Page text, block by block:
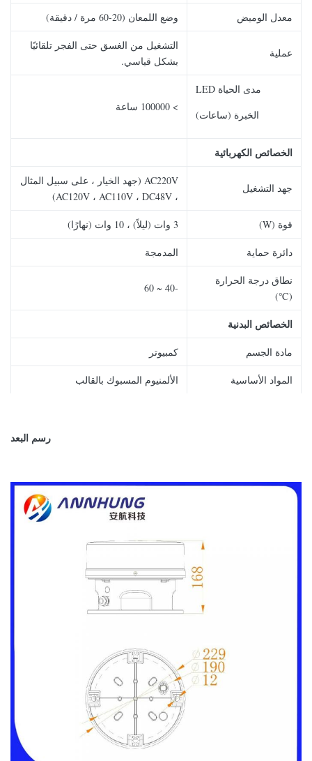
معدل الوميض وضع اللمعان (20-60 مرة / دقيقة)
عملية
التشغيل من الغسق حتى الفجر تلقائيًا
بشكل قياسي.
مدى الحياة LED
الخبرة (ساعات)
> 100000 ساعة
الخصائص الكهربائية
جهد التشغيل
AC220V (جهد الخيار ، على سبيل المثال
، AC120V ، AC110V ، DC48V)
قوة (W) 3 وات (ليلاً) ، 10 وات (نهارًا)
دائرة حماية المدمجة
نطاق درجة الحرارة
(℃)
-40 ~ 60
الخصائص البدنية
مادة الجسم كمبيوتر
المواد الأساسية الألمنيوم المسبوك بالقالب
رطوبة
IP66
طيران متوسط ​​الكثافة من النوع أ
865
رسم البعد